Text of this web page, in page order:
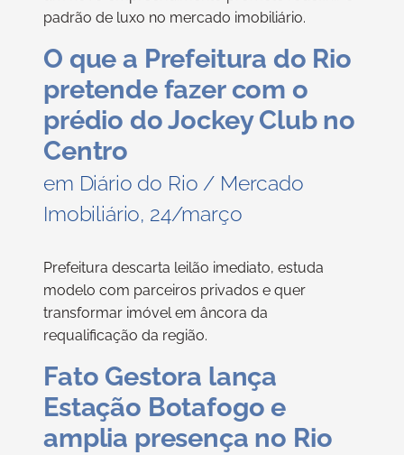
padrão de luxo no mercado imobiliário.
O que a Prefeitura do Rio
pretende fazer com o
prédio do Jockey Club no
Centro
em Diário do Rio / Mercado
Imobiliário, 24/março
Prefeitura descarta leilão imediato, estuda
modelo com parceiros privados e quer
transformar imóvel em âncora da
requalificação da região.
Fato Gestora lança
Estação Botafogo e
amplia presença no Rio